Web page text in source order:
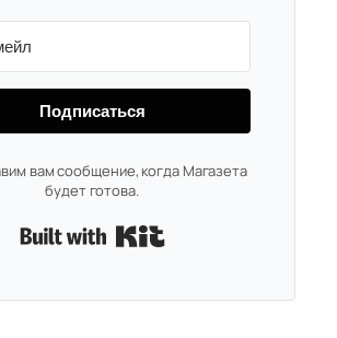
Подписаться
вам сообщение, когда Магазета
будет готова.